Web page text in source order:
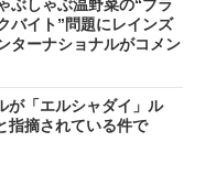
ぶしゃぶ温野菜の“ブラ
バイト”問題にレインズ
ターナショナルがコメン
が「エルシャダイ」ル
指摘されている件で